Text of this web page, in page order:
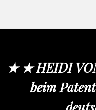
★ ★ HEIDI
beim